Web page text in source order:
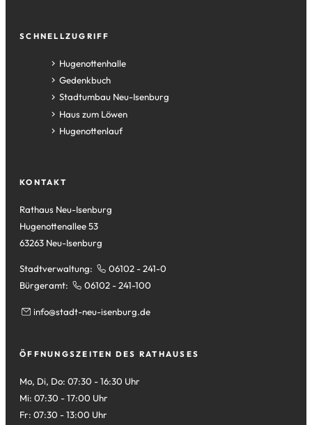
SCHNELLZUGRIFF
Hugenottenhalle
(Öffnet
in
einem
neuen
Tab)
Gedenkbuch
(Öffnet
in
einem
neuen
Stadtumbau Neu-Isenburg
(Öffnet
in
einem
Haus zum Löwen
(Öffnet
in
Tab)
Hugenottenlauf
(Öffnet
neuen
KONTAKT
Rathaus Neu-Isenburg
Hugenottenallee 53
63263 Neu-Isenburg
Stadtverwaltung:
06102 - 241-0
Bürgeramt:
06102 - 241-100
info stadt-neu-isenburg de
ÖFFNUNGSZEITEN DES RATHAUSES
Mo, Di, Do: 07:30 - 16:30 Uhr
Mi: 07:30 - 17:00 Uhr
Fr: 07:30 - 13:00 Uhr